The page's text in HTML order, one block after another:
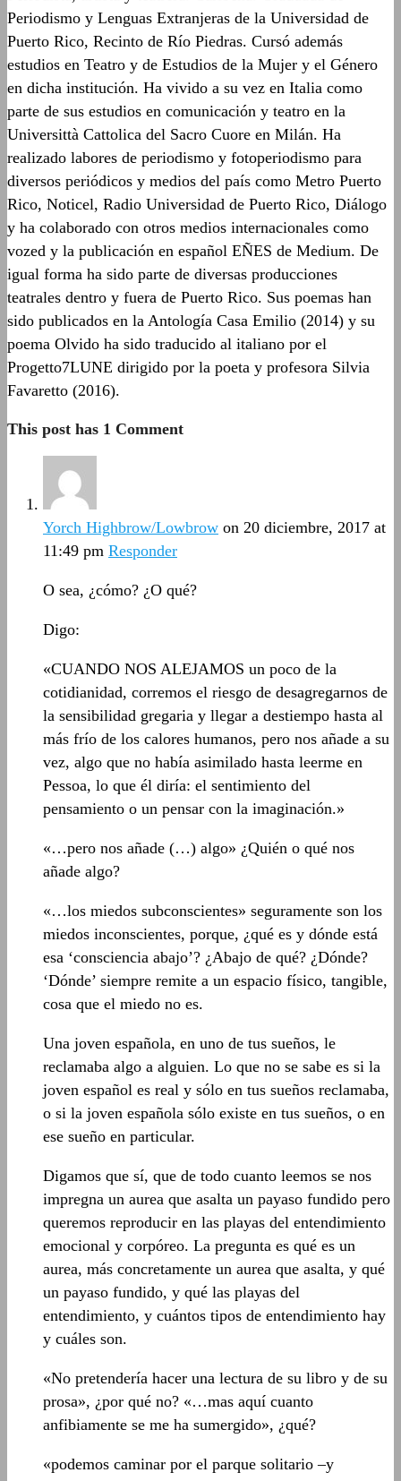
Periodismo y Lenguas Extranjeras de la Universidad de
Puerto Rico, Recinto de Río Piedras. Cursó además
estudios en Teatro y de Estudios de la Mujer y el Género
en dicha institución. Ha vivido a su vez en Italia como
parte de sus estudios en comunicación y teatro en la
Universittà Cattolica del Sacro Cuore en Milán. Ha
realizado labores de periodismo y fotoperiodismo para
diversos periódicos y medios del país como Metro Puerto
Rico, Noticel, Radio Universidad de Puerto Rico, Diálogo
y ha colaborado con otros medios internacionales como
vozed y la publicación en español EÑES de Medium. De
igual forma ha sido parte de diversas producciones
teatrales dentro y fuera de Puerto Rico. Sus poemas han
sido publicados en la Antología Casa Emilio (2014) y su
poema Olvido ha sido traducido al italiano por el
Progetto7LUNE dirigido por la poeta y profesora Silvia
Favaretto (2016).
This post has 1 Comment
Yorch Highbrow/Lowbrow on 20 diciembre, 2017 at
11:49 pm Responder
O sea, ¿cómo? ¿O qué?
Digo:
«CUANDO NOS ALEJAMOS un poco de la
cotidianidad, corremos el riesgo de desagregarnos de
la sensibilidad gregaria y llegar a destiempo hasta al
más frío de los calores humanos, pero nos añade a su
vez, algo que no había asimilado hasta leerme en
Pessoa, lo que él diría: el sentimiento del
pensamiento o un pensar con la imaginación.»
«…pero nos añade (…) algo» ¿Quién o qué nos
añade algo?
«…los miedos subconscientes» seguramente son los
miedos inconscientes, porque, ¿qué es y dónde está
esa ‘consciencia abajo’? ¿Abajo de qué? ¿Dónde?
‘Dónde’ siempre remite a un espacio físico, tangible,
cosa que el miedo no es.
Una joven española, en uno de tus sueños, le
reclamaba algo a alguien. Lo que no se sabe es si la
joven español es real y sólo en tus sueños reclamaba,
o si la joven española sólo existe en tus sueños, o en
ese sueño en particular.
Digamos que sí, que de todo cuanto leemos se nos
impregna un aurea que asalta un payaso fundido pero
queremos reproducir en las playas del entendimiento
emocional y corpóreo. La pregunta es qué es un
aurea, más concretamente un aurea que asalta, y qué
un payaso fundido, y qué las playas del
entendimiento, y cuántos tipos de entendimiento hay
y cuáles son.
«No pretendería hacer una lectura de su libro y de su
prosa», ¿por qué no? «…mas aquí cuanto
anfibiamente se me ha sumergido», ¿qué?
«podemos caminar por el parque solitario –y